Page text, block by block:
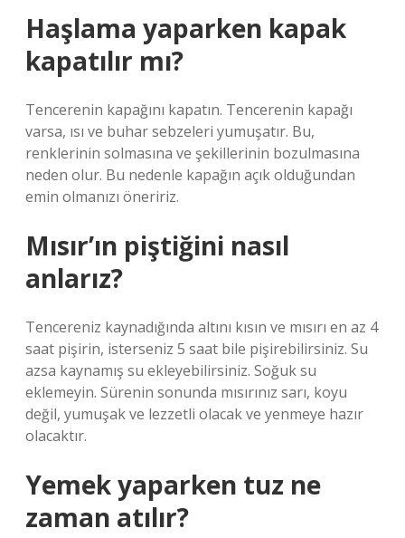
Haşlama yaparken kapak
kapatılır mı?
Tencerenin kapağını kapatın. Tencerenin kapağı
varsa, ısı ve buhar sebzeleri yumuşatır. Bu,
renklerinin solmasına ve şekillerinin bozulmasına
neden olur. Bu nedenle kapağın açık olduğundan
emin olmanızı öneririz.
Mısır’ın piştiğini nasıl
anlarız?
Tencereniz kaynadığında altını kısın ve mısırı en az 4
saat pişirin, isterseniz 5 saat bile pişirebilirsiniz. Su
azsa kaynamış su ekleyebilirsiniz. Soğuk su
eklemeyin. Sürenin sonunda mısırınız sarı, koyu
değil, yumuşak ve lezzetli olacak ve yenmeye hazır
olacaktır.
Yemek yaparken tuz ne
zaman atılır?